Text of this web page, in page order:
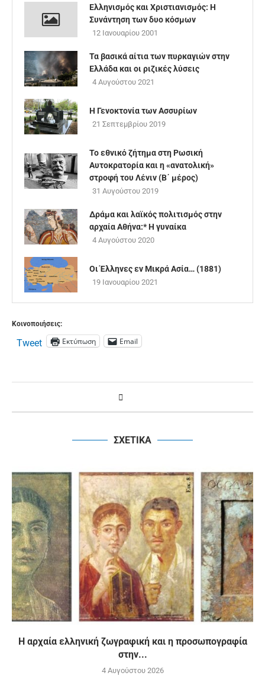
Ελληνισμός και Χριστιανισμός: Η
Συνάντηση των δυο κόσμων
12 Ιανουαρίου 2001
Τα βασικά αίτια των πυρκαγιών στην
Ελλάδα και οι ριζικές λύσεις
4 Αυγούστου 2021
Η Γενοκτονία των Ασσυρίων
21 Σεπτεμβρίου 2019
Το εθνικό ζήτημα στη Ρωσική
Αυτοκρατορία και η «ανατολική»
στροφή του Λένιν (B΄ μέρος)
31 Αυγούστου 2019
Δράμα και λαϊκός πολιτισμός στην
αρχαία Αθήνα:* Η γυναίκα
4 Αυγούστου 2020
Οι Έλληνες εν Μικρά Ασία… (1881)
19 Ιανουαρίου 2021
Κοινοποιήσεις:
Tweet Εκτύπωση Email
ΣΧΕΤΙΚΑ
H αρχαία ελληνική ζωγραφική και η προσωπογραφία
στην...
4 Αυγούστου 2026